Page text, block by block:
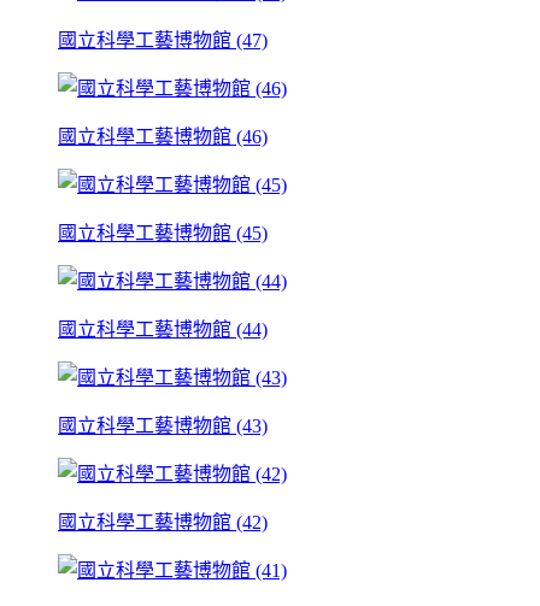
國立科學工藝博物館 (47)
國立科學工藝博物館 (46)
國立科學工藝博物館 (45)
國立科學工藝博物館 (44)
國立科學工藝博物館 (43)
國立科學工藝博物館 (42)